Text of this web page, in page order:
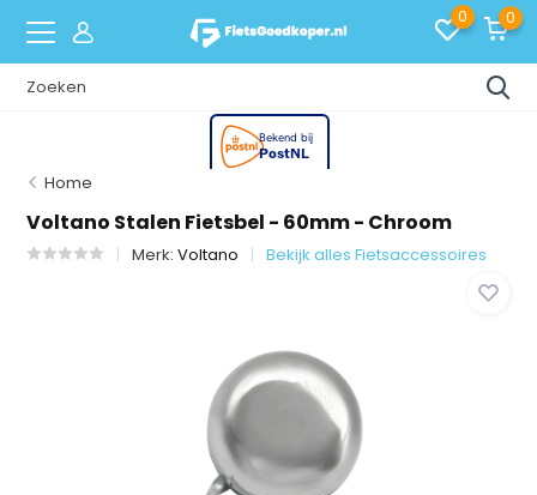
0 0
Home
Voltano Stalen Fietsbel - 60mm - Chroom
Merk:Voltano Bekijk alles Fietsaccessoires